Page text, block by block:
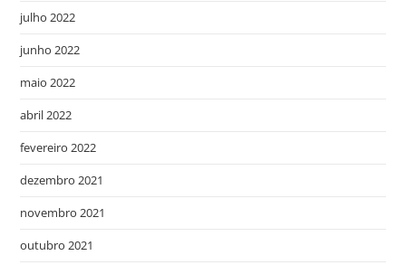
julho 2022
junho 2022
maio 2022
abril 2022
fevereiro 2022
dezembro 2021
novembro 2021
outubro 2021